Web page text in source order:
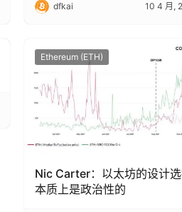
dfkai 10 4 月,
Ethereum (ETH)
Nic Carter：以太坊的设计
本质上是政治性的